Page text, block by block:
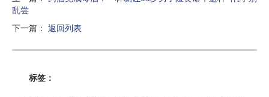
乱尝
下一篇 ： 返回列表
标签：